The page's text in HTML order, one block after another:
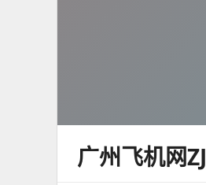
广州飞机网